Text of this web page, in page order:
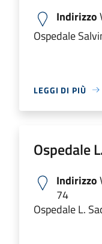
Indirizzo
Ospedale
LEGGI DI PIÙ
Ospedale
Indirizzo
74
Ospedale L.